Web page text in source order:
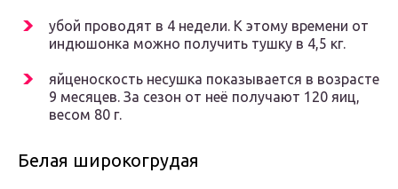
убой проводят в 4 недели. К этому времени от
индюшонка можно получить тушку в 4,5 кг.
яйценоскость несушка показывается в возрасте
9 месяцев. За сезон от неё получают 120 яиц,
весом 80 г.
Белая широкогрудая